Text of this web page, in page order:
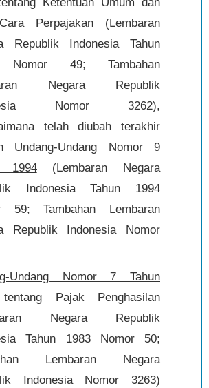
Perpajakan (Lembaran
Republik Indonesia Tahun
Nomor 49; Tambahan
Negara Republik
Nomor 3262),
telah diubah terakhir
Undang-Undang Nomor 9
1994(Lembaran Negara
Indonesia Tahun 1994
59; Tambahan Lembaran
Republik Indonesia Nomor
Undang Nomor 7 Tahun
Pajak Penghasilan
Negara Republik
Tahun 1983 Nomor 50;
Lembaran Negara
Indonesia Nomor 3263)